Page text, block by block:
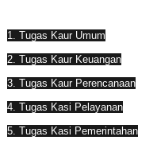
1. Tugas Kaur Umum
2. Tugas Kaur Keuangan
3. Tugas Kaur Perencanaan
4. Tugas Kasi Pelayanan
5. Tugas Kasi Pemerintahan